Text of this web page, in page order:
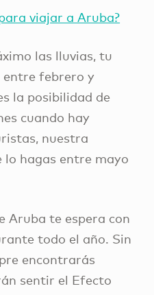
viajar a Aruba?
las lluvias, tu
entre febrero y
la posibilidad de
cuando hay
nuestra
lo hagas entre mayo
Aruba te espera con
todo el año. Sin
encontrarás
sentir el Efecto